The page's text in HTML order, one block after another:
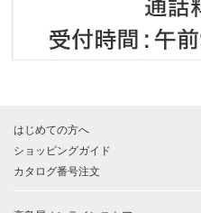
はじめての方へ
ショッピングガイド
カタログ番号注文